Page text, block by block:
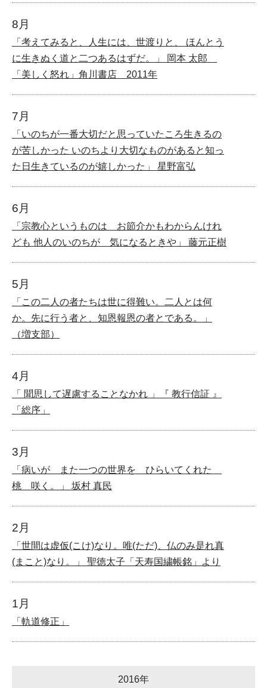
8月
「考えてみると、人生には、世渡りと、 ほんとう
に生きぬく道と二つあるはずだ。」 岡本 太郎
「美しく怒れ」角川書店 2011年
7月
「いのちが一番大切だと思っていたころ生きるの
が苦しかった いのちより大切なものがあると知っ
た日生きているのが嬉しかった」 星野富弘
6月
「宗教心というものは お節介かもわからんけれ
ども 他人のいのちが 気になるときや」 藤元正樹
5月
「この二人の者たちは世に得難い。二人とは何
か。先に行う者と、知恩報恩の者とである。」
（増支部）
4月
「 聞思して遅慮することなかれ 」『 教行信証 』
「総序」
3月
「病いが また一つの世界を ひらいてくれた
桃 咲く。」 坂村 真民
2月
「世間は虚仮(こけ)なり。唯(ただ)、仏のみ是れ真
(まこと)なり。」 聖徳太子「天寿国繍帳銘」より
1月
「軌道修正」
2016年